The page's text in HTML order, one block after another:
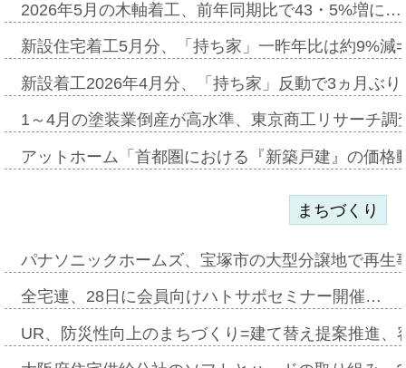
2026年5月の木軸着工、前年同期比で43・5%増に…
新設住宅着工5月分、「持ち家」一昨年比は約9%
新設着工2026年4月分、「持ち家」反動で3ヵ月ぶ
1～4月の塗装業倒産が高水準、東京商工リサーチ
アットホーム「首都圏における『新築戸建』の価
まちづくり
パナソニックホームズ、宝塚市の大型分譲地で再
全宅連、28日に会員向けハトサポセミナー開催…
UR、防災性向上のまちづくり=建て替え提案推進